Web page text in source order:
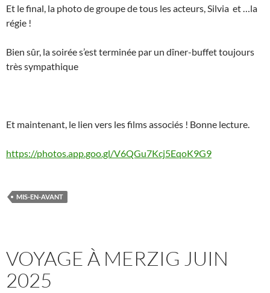
Et le final, la photo de groupe de tous les acteurs, Silvia et …la
régie !
Bien sûr, la soirée s’est terminée par un dîner-buffet toujours
très sympathique
Et maintenant, le lien vers les films associés ! Bonne lecture.
https://photos.app.goo.gl/V6QGu7Kcj5EqoK9G9
MIS-EN-AVANT
VOYAGE À MERZIG JUIN
2025